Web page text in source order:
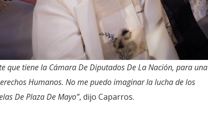
que tiene la Cámara De Diputados De La Nación, para una
Humanos. No me puedo imaginar la lucha de los
De Plaza De Mayo”, dijo Caparros.